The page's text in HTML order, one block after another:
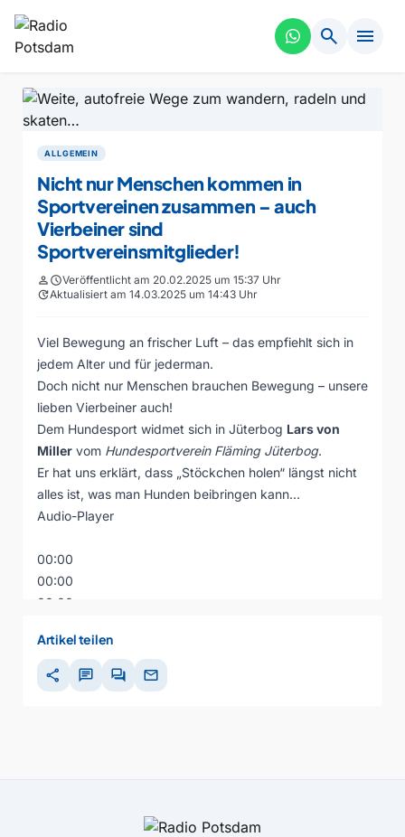
search menu
ALLGEMEIN
Nicht nur Menschen kommen in
Sportvereinen zusammen – auch
Vierbeiner sind
Sportvereinsmitglieder!
personscheduleVeröffentlicht am 20.02.2025 um 15:37 Uhr
updateAktualisiert am 14.03.2025 um 14:43 Uhr
Viel Bewegung an frischer Luft – das empfiehlt sich in
jedem Alter und für jederman.
Doch nicht nur Menschen brauchen Bewegung – unsere
lieben Vierbeiner auch!
Dem Hundesport widmet sich in Jüterbog Lars von
Miller vom Hundesportverein Fläming Jüterbog.
Er hat uns erklärt, dass „Stöckchen holen“ längst nicht
alles ist, was man Hunden beibringen kann…
Audio-Player
00:00
00:00
00:00
Artikel teilen
share chat forum mail